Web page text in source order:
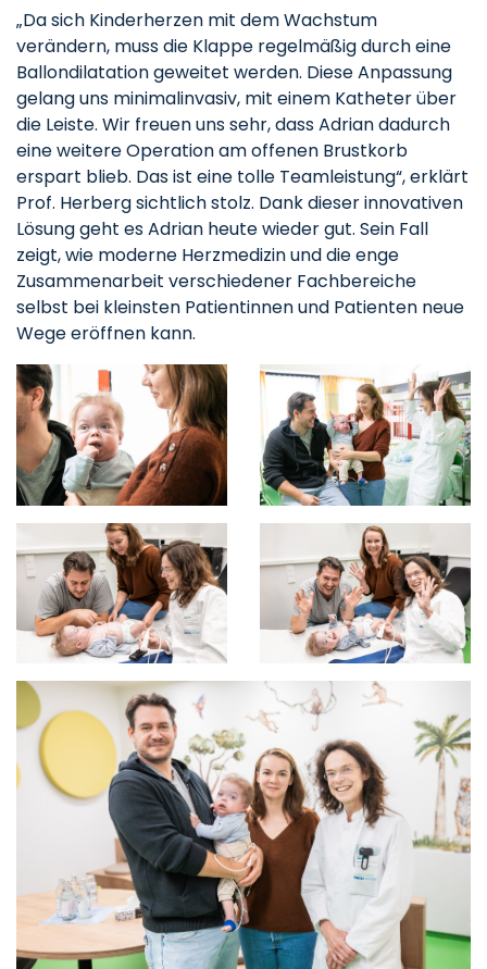
„Da sich Kinderherzen mit dem Wachstum
verändern, muss die Klappe regelmäßig durch eine
Ballondilatation geweitet werden. Diese Anpassung
gelang uns minimalinvasiv, mit einem Katheter über
die Leiste. Wir freuen uns sehr, dass Adrian dadurch
eine weitere Operation am offenen Brustkorb
erspart blieb. Das ist eine tolle Teamleistung“, erklärt
Prof. Herberg sichtlich stolz. Dank dieser innovativen
Lösung geht es Adrian heute wieder gut. Sein Fall
zeigt, wie moderne Herzmedizin und die enge
Zusammenarbeit verschiedener Fachbereiche
selbst bei kleinsten Patientinnen und Patienten neue
Wege eröffnen kann.